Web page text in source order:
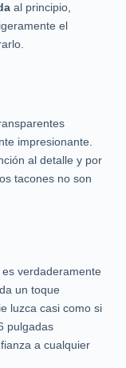
al principio,
el
impresionante.
al detalle y por
tacones no son
verdaderamente
un toque
luzca casi como si
pulgadas
a cualquier